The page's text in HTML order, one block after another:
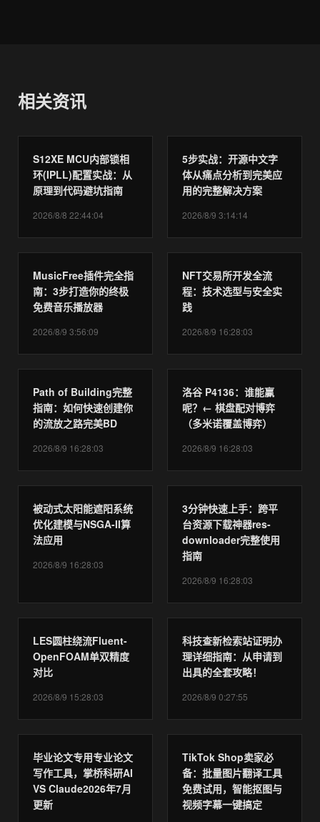
相关资讯
S12XE MCU内部锁相
环(IPLL)配置实战：从
原理到代码避坑指南
2026/8/8 22:44:04
5步实战：开源中文字
体从痛点分析到完美应
用的完整解决方案
2026/8/9 3:14:14
MusicFree插件完全指
南：3步打造你的终极
免费音乐播放器
2026/8/9 3:56:09
NFT交易所开发全流
程：技术选型与安全实
践
2026/8/9 16:28:03
Path of Building完整
指南：如何快速创建你
的流放之路完美BD
2026/8/9 16:28:03
洛谷 P4136：谁能赢
呢？← 棋盘配对博弈
（多米诺覆盖博弈）
2026/8/9 16:28:03
被动式太阳能遮阳系统
优化建模与NSGA-II算
法应用
2026/8/9 16:28:03
3分钟快速上手：跨平
台资源下载神器res-
downloader完整使用
指南
2026/8/9 16:28:03
LES圆柱绕流Fluent-
OpenFOAM单双精度
对比
2026/8/9 15:28:03
科技查新检索站证明办
理详细指南：从申请到
出具的全套攻略！
2026/8/9 0:27:55
毕业论文专用专业论文
写作工具，掌桥科研AI
VS Claude2026年7月
更新
TikTok Shop卖家必
备：批量图片翻译工具
免费试用，智能抠图与
视频字幕一键搞定